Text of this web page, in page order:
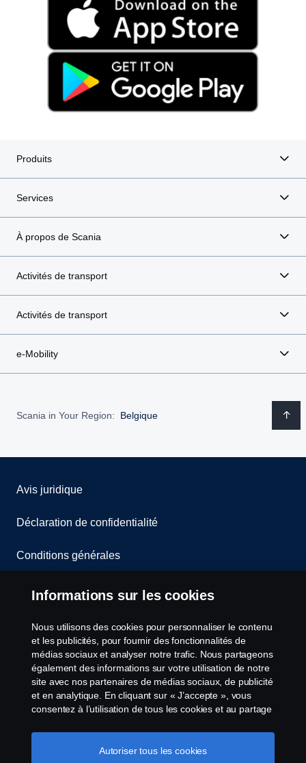
Produits
Services
À propos de Scania
Activités de transport
Activités de transport
e-Mobility
Scania in Your Region: Belgique
Avis juridique
Déclaration de confidentialité
Conditions générales
Contactez-nous
Le système de lancement d'alerte
Politique de cookies
Paramètres des cookies
Informations sur les cookies
Nous utilisons des cookies pour personnaliser le contenu
et les publicités, pour fournir des fonctionnalités de
médias sociaux et analyser notre trafic. Nous partageons
également des informations sur votre utilisation de notre
site avec nos partenaires de médias sociaux, de publicité
et en analytique. En cliquant sur « J’accepte », vous
consentez à l’utilisation de tous les cookies et au partage
cookies en cliquant sur « Paramètres des cookies » et en
sélectionnant les catégories que vous souhaitez
Autoriser tous les cookies